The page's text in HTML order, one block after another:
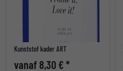
Kunststof kader ART
vanaf 8,30 € *